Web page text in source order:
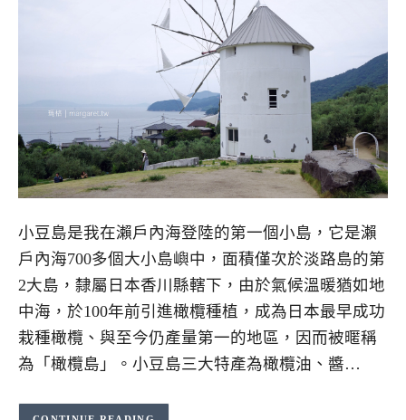
小豆島是我在瀨戶內海登陸的第一個小島，它是瀨
戶內海700多個大小島嶼中，面積僅次於淡路島的第
2大島，隸屬日本香川縣轄下，由於氣候溫暖猶如地
中海，於100年前引進橄欖種植，成為日本最早成功
栽種橄欖、與至今仍產量第一的地區，因而被暱稱
為「橄欖島」。小豆島三大特產為橄欖油、醬…